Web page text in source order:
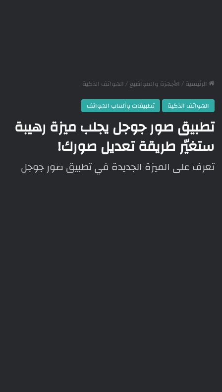
الرئيسية/ الأجهزة والمواضيع/ الهواتف الذكية
الهواتف الذكية
تطبيقات وألعاب الهواتف
تطبيق صور جوجل يجلب ميزة رهيبة
ستغيّر طريقة تعديل صورك!
تعرف على الميزة الجديدة في تطبيق صور جوجل